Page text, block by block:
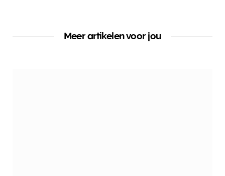
Meer artikelen voor jou